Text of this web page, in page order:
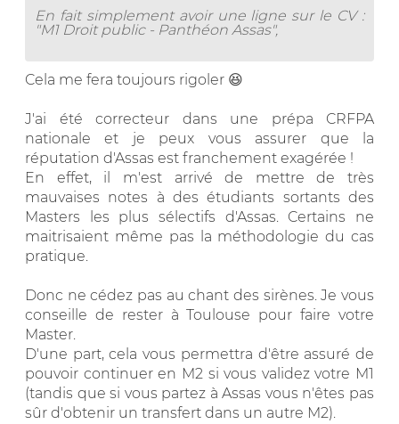
En fait simplement avoir une ligne sur le CV :
"M1 Droit public - Panthéon Assas",
Cela me fera toujours rigoler 😆
J'ai été correcteur dans une prépa CRFPA
nationale et je peux vous assurer que la
réputation d'Assas est franchement exagérée !
En effet, il m'est arrivé de mettre de très
mauvaises notes à des étudiants sortants des
Masters les plus sélectifs d'Assas. Certains ne
maitrisaient même pas la méthodologie du cas
pratique.
Donc ne cédez pas au chant des sirènes. Je vous
conseille de rester à Toulouse pour faire votre
Master.
D'une part, cela vous permettra d'être assuré de
pouvoir continuer en M2 si vous validez votre M1
(tandis que si vous partez à Assas vous n'êtes pas
sûr d'obtenir un transfert dans un autre M2).